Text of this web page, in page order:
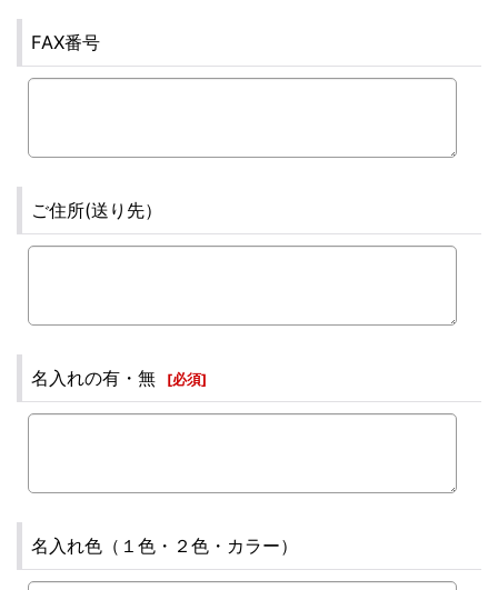
FAX番号
ご住所(送り先）
名入れの有・無 [必須]
名入れ色（１色・２色・カラー）